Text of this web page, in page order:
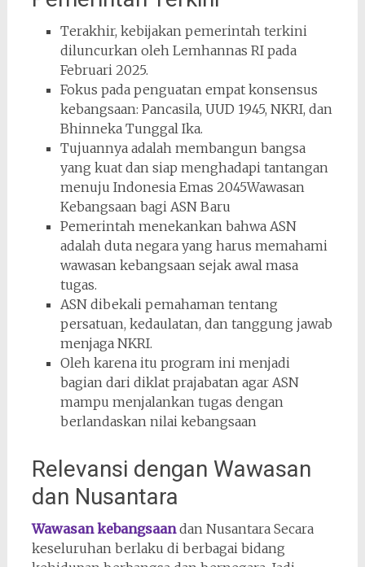
Terakhir, kebijakan pemerintah terkini
diluncurkan oleh Lemhannas RI pada
Februari 2025.
Fokus pada penguatan empat konsensus
kebangsaan: Pancasila, UUD 1945, NKRI, dan
Bhinneka Tunggal Ika.
Tujuannya adalah membangun bangsa
yang kuat dan siap menghadapi tantangan
menuju Indonesia Emas 2045Wawasan
Kebangsaan bagi ASN Baru
Pemerintah menekankan bahwa ASN
adalah duta negara yang harus memahami
wawasan kebangsaan sejak awal masa
tugas.
ASN dibekali pemahaman tentang
persatuan, kedaulatan, dan tanggung jawab
menjaga NKRI.
Oleh karena itu program ini menjadi
bagian dari diklat prajabatan agar ASN
mampu menjalankan tugas dengan
berlandaskan nilai kebangsaan
Relevansi dengan Wawasan
dan Nusantara
Wawasan kebangsaandan Nusantara Secara
keseluruhan berlaku di berbagai bidang